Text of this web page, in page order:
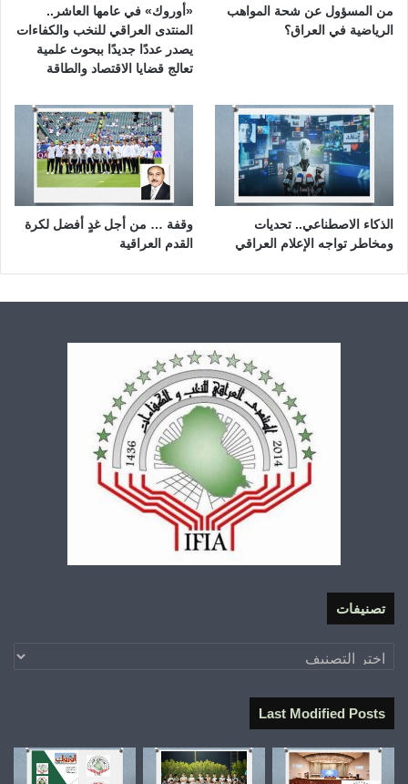
من المسؤول عن شحة المواهب
الرياضية في العراق؟
«أوروك» في عامها العاشر..
المنتدى العراقي للنخب والكفاءات
يصدر عددًا جديدًا ببحوث علمية
تعالج قضايا الاقتصاد والطاقة
الذكاء الاصطناعي.. تحديات
ومخاطر تواجه الإعلام العراقي
وقفة … من أجل غدٍ أفضل لكرة
القدم العراقية
تصنيفات
تصنيفات
Last Modified Posts